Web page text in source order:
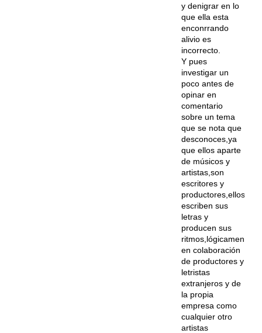
y denigrar en lo
que ella esta
enconrrando
alivio es
incorrecto.
Y pues
investigar un
poco antes de
opinar en
comentario
sobre un tema
que se nota que
desconoces,ya
que ellos aparte
de músicos y
artistas,son
escritores y
productores,ellos
escriben sus
letras y
producen sus
ritmos,lógicamente
en colaboración
de productores y
letristas
extranjeros y de
la propia
empresa como
cualquier otro
artistas